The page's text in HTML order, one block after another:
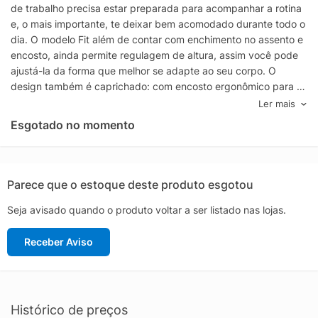
de trabalho precisa estar preparada para acompanhar a rotina
e, o mais importante, te deixar bem acomodado durante todo o
dia. O modelo Fit além de contar com enchimento no assento e
encosto, ainda permite regulagem de altura, assim você pode
ajustá-la da forma que melhor se adapte ao seu corpo. O
design também é caprichado: com encosto ergonômico para se
adaptar melhor às costas do usuário, ela carrega a cor cinza e
um acabamento especial, sendo fácil de inserir no escritório ou
home office. Supercompleta, né?
Ler mais
Esgotado no momento
Parece que o estoque deste produto esgotou
Seja avisado quando o produto voltar a ser listado nas lojas.
Receber Aviso
Histórico de preços